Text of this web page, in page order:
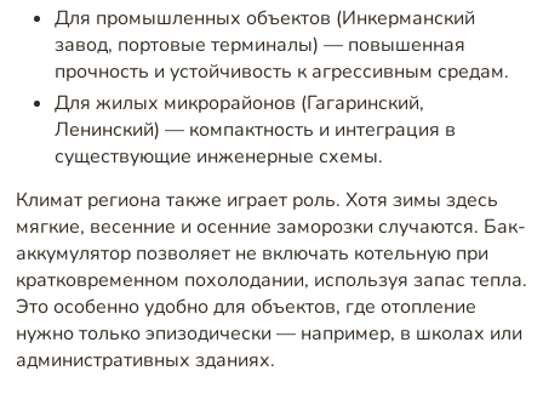
Для промышленных объектов (Инкерманский
завод, портовые терминалы) — повышенная
прочность и устойчивость к агрессивным средам.
Для жилых микрорайонов (Гагаринский,
Ленинский) — компактность и интеграция в
существующие инженерные схемы.
Климат региона также играет роль. Хотя зимы здесь
мягкие, весенние и осенние заморозки случаются. Бак-
аккумулятор позволяет не включать котельную при
кратковременном похолодании, используя запас тепла.
Это особенно удобно для объектов, где отопление
нужно только эпизодически — например, в школах или
административных зданиях.